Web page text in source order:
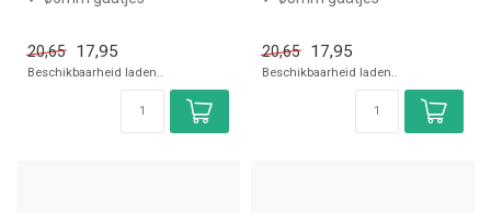
20,65 17,95
Beschikbaarheid laden..
20,65 17,95
Beschikbaarheid laden..